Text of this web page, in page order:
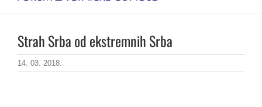
Strah Srba od ekstremnih Srba
14. 03. 2018.